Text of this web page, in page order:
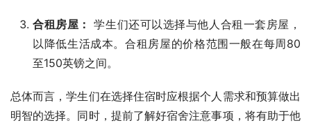
合租房屋： 学生们还可以选择与他人合租一套房屋，
以降低生活成本。合租房屋的价格范围一般在每周80
至150英镑之间。
总体而言，学生们在选择住宿时应根据个人需求和预算做出
明智的选择。同时，提前了解好宿舍注意事项，将有助于他